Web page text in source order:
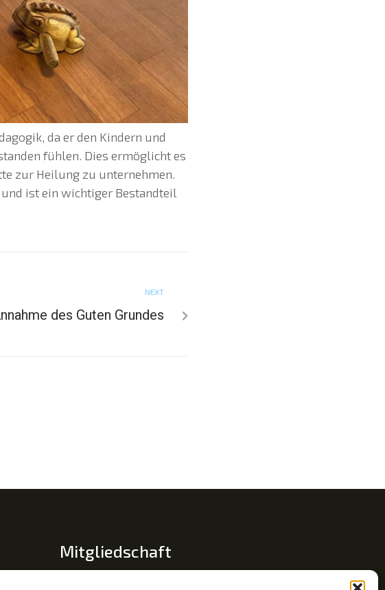
da er den Kindern und
fühlen. Dies ermöglicht es
zur Heilung zu unternehmen.
ist ein wichtiger Bestandteil
NEXT
des Guten Grundes
Mitgliedschaft